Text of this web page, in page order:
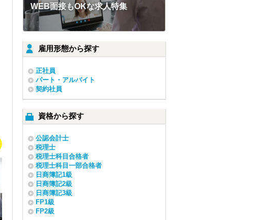
WEB面接もOKな求人特集
雇用形態から探す
正社員
パート・アルバイト
契約社員
資格から探す
公認会計士
税理士
税理士科目合格者
税理士科目一部合格者
日商簿記1級
日商簿記2級
日商簿記3級
FP1級
FP2級